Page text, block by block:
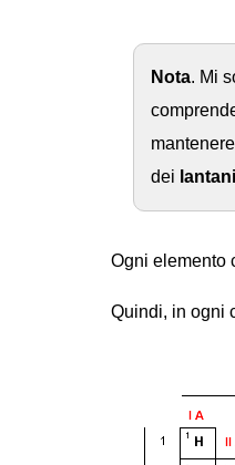
Nota. Mi
dei
Ogni elemento
Quindi, in ogni